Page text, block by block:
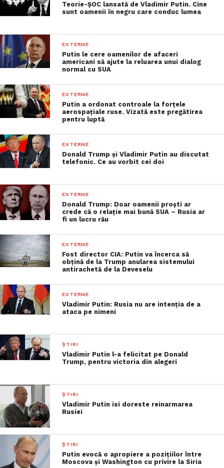
Teorie-ȘOC lansată de Vladimir Putin. Cine
sunt oamenii în negru care conduc lumea
EXTERNE
Putin le cere oamenilor de afaceri
americani să ajute la reluarea unui dialog
normal cu SUA
EXTERNE
Putin a ordonat controale la forțele
aerospațiale ruse. Vizată este pregătirea
pentru luptă
EXTERNE
Donald Trump și Vladimir Putin au discutat
telefonic. Ce au vorbit cei doi
EXTERNE
Donald Trump: Doar oamenii proști ar
crede că o relație mai bună SUA – Rusia ar
fi un lucru rău
EXTERNE
Fost director CIA: Putin va încerca să
obțină de la Trump anularea sistemului
antirachetă de la Deveselu
EXTERNE
Vladimir Putin: Rusia nu are intenția de a
ataca pe nimeni
ȘTIRI
Vladimir Putin l-a felicitat pe Donald
Trump, pentru victoria din alegeri
ȘTIRI
Vladimir Putin isi doreste reinarmarea
Rusiei
ȘTIRI
Putin evocă o apropiere a poziţiilor între
Moscova şi Washington cu privire la Siria